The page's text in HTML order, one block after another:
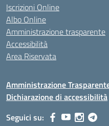
Iscrizioni Online
Albo Online
Amministrazione trasparente
Accessibilità
Area Riservata
Amministrazione
Dichiarazione di accessibilità
Seguici su: